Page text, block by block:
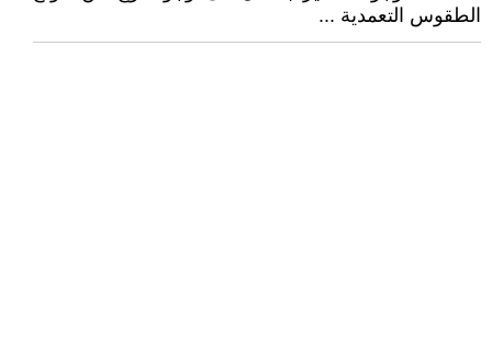
الطقوس التعمدية ...